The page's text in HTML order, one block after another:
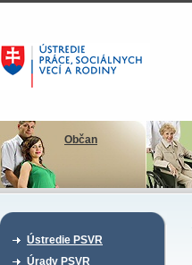
Občan
Ústredie PSVR
Úrady PSVR